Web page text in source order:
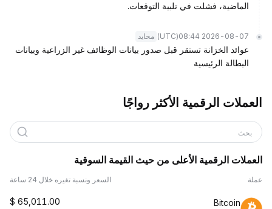
الماضية، فشلت في تلبية التوقعات.
2026-08-07 08:44
(UTC) محايد
عوائد الخزانة تستقر قبل صدور بيانات الوظائف غير الزراعية وبيانات
البطالة الرئيسية
العملات الرقمية الأكثر رواجًا
بحث
العملات الرقمية الأعلى من حيث القيمة السوقية
عملة السعر ونسبة تغيره خلال 24 ساعة
Bitcoin
$ 65,011.00